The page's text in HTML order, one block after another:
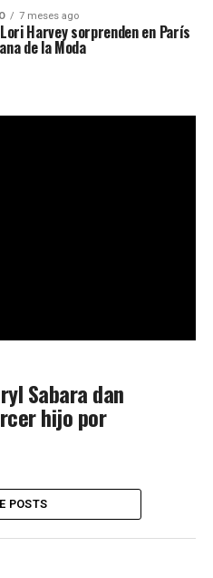
7 meses ago
Harvey sorprenden en París
de la Moda
Sabara dan
hijo por
POSTS